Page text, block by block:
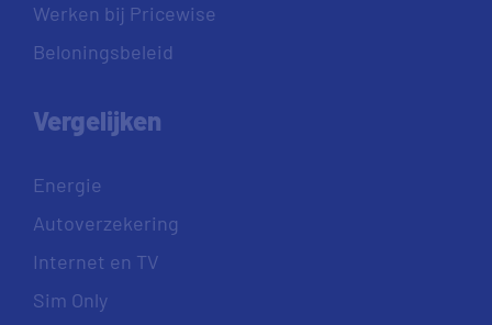
Werken bij Pricewise
Beloningsbeleid
Vergelijken
Energie
Autoverzekering
Internet en TV
Sim Only